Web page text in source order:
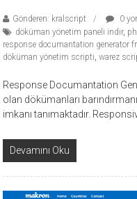
Gönderen: kralscript
0
döküman yönetim paneli indir,
response documantation generator
döküman yönetim scripti,warez
Response Documantation
olan dökümanları
imkanı tanımaktadır.
Devamını Oku